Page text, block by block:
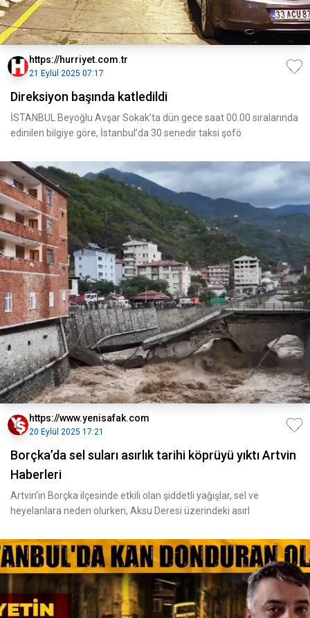
https://hurriyet.com.tr
21 Eylül 2025 07:17
Direksiyon başında katledildi
İSTANBUL Beyoğlu Avşar Sokak’ta dün gece saat 00.00 sıralarında
edinilen bilgiye göre, İstanbul’da 30 senedir taksi şofö
https://www.yenisafak.com
20 Eylül 2025 17:21
Borçka’da sel suları asırlık tarihi köprüyü yıktı Artvin
Haberleri
Artvin’in Borçka ilçesinde etkili olan şiddetli yağışlar, sel ve
heyelanlara neden olurken, Aksu Deresi üzerindeki asırl